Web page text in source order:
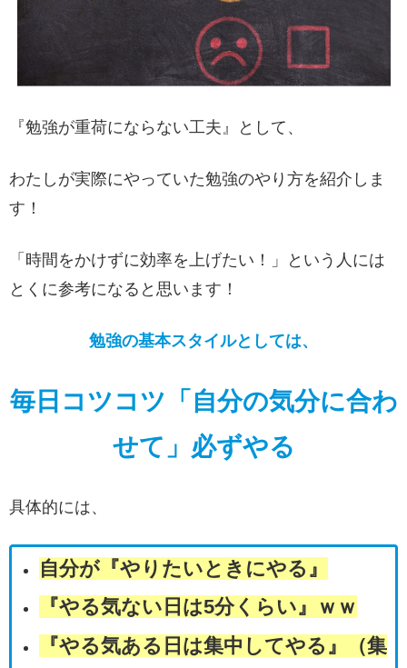
『勉強が重荷にならない工夫』として、
わたしが実際にやっていた勉強のやり方を紹介しま
す！
「時間をかけずに効率を上げたい！」という人には
とくに参考になると思います！
勉強の基本スタイルとしては、
毎日コツコツ「自分の気分に合わ
せて」必ずやる
具体的には、
自分が『やりたいときにやる 』
『やる気ない日は5分くらい』ｗｗ
『やる気ある日は集中してやる 』
（集